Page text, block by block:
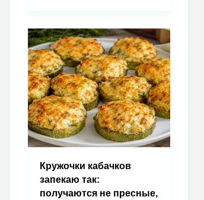
Кружочки кабачков
запекаю так:
получаются не пресные,